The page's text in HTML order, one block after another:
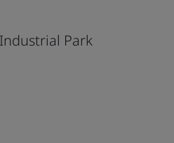
Park